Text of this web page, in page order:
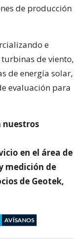
de producción
e
de viento,
de energía solar,
evaluación para
nuestros
en el área de
medición de
de Geotek,
AVÍSANOS